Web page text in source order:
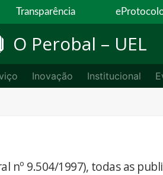
Transparência
O Perobal – UEL
Inovação Institucional
nº 9.504/1997), todas as